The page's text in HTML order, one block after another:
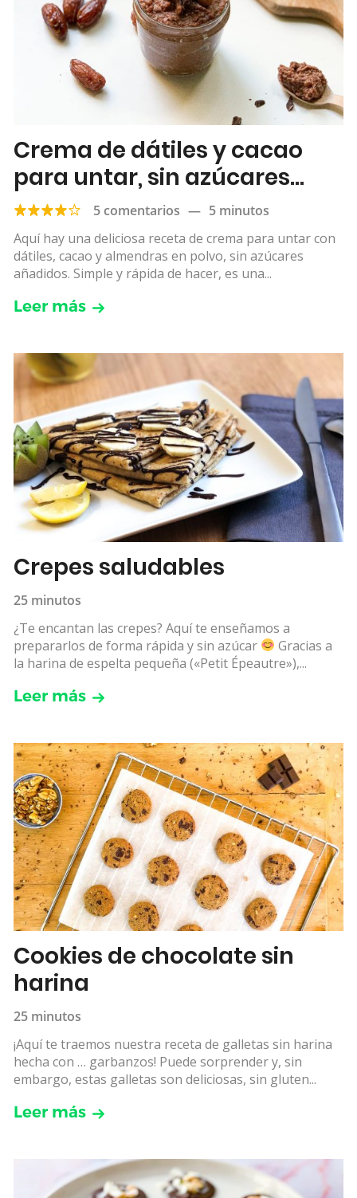
Crema de dátiles y cacao
para untar, sin azúcares
añadidos5 comentarios — 5 minutos
Aquí hay una deliciosa receta de crema para untar con
dátiles, cacao y almendras en polvo, sin azúcares
añadidos. Simple y rápida de hacer, es una...
Leer más
Crepes saludables
25 minutos
¿Te encantan las crepes? Aquí te enseñamos a
prepararlos de forma rápida y sin azúcar
Gracias a
la harina de espelta pequeña («Petit Épeautre»),...
Leer más
Cookies de chocolate sin
harina
25 minutos
¡Aquí te traemos nuestra receta de galletas sin harina
hecha con … garbanzos! Puede sorprender y, sin
embargo, estas galletas son deliciosas, sin gluten...
Leer más